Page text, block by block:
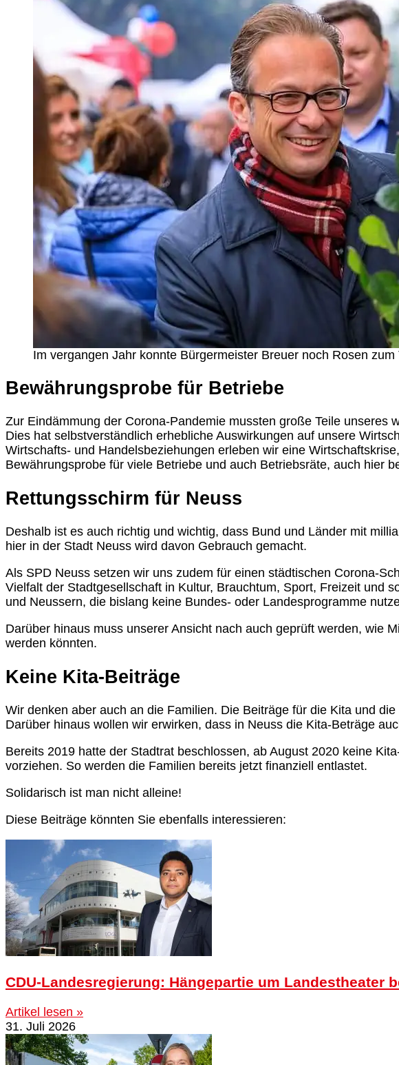
Im vergangen Jahr konnte Bürgermeister Breuer noch Rosen zum
Bewährungsprobe für Betriebe
Zur Eindämmung der Corona-Pandemie mussten große Teile
Dies hat selbstverständlich erhebliche Auswirkungen auf unsere
Wirtschafts- und Handelsbeziehungen erleben wir eine
Bewährungsprobe für viele Betriebe und auch Betriebsräte, auch hier
Rettungsschirm für Neuss
Deshalb ist es auch richtig und wichtig, dass Bund und Länder mit
hier in der Stadt Neuss wird davon Gebrauch gemacht.
Als SPD Neuss setzen wir uns zudem für einen städtischen Corona-
Vielfalt der Stadtgesellschaft in Kultur, Brauchtum, Sport, Freizeit und
und Neussern, die bislang keine Bundes- oder Landesprogramme
Darüber hinaus muss unserer Ansicht nach auch geprüft werden, wie
werden könnten.
Keine Kita-Beiträge
Wir denken aber auch an die Familien. Die Beiträge für die Kita und
Darüber hinaus wollen wir erwirken, dass in Neuss die Kita-Beträge
Bereits 2019 hatte der Stadtrat beschlossen, ab August 2020 keine
vorziehen. So werden die Familien bereits jetzt finanziell entlastet.
Solidarisch ist man nicht alleine!
Diese Beiträge könnten Sie ebenfalls interessieren:
CDU-Landesregierung: Hängepartie um Landestheater
Artikel lesen »
31. Juli 2026